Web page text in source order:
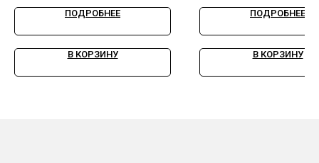
поворотомПОДРОБНЕЕ
В КОРЗИНУ
ПОДРОБНЕЕ
В КОРЗИНУ